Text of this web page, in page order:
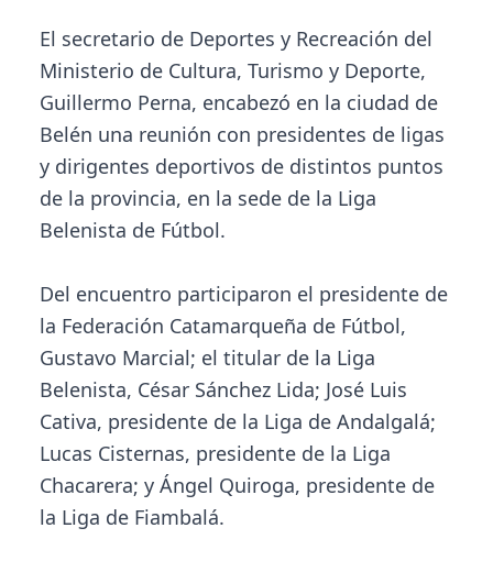
El secretario de Deportes y Recreación del
Ministerio de Cultura, Turismo y Deporte,
Guillermo Perna, encabezó en la ciudad de
Belén una reunión con presidentes de ligas
y dirigentes deportivos de distintos puntos
de la provincia, en la sede de la Liga
Belenista de Fútbol.
Del encuentro participaron el presidente de
la Federación Catamarqueña de Fútbol,
Gustavo Marcial; el titular de la Liga
Belenista, César Sánchez Lida; José Luis
Cativa, presidente de la Liga de Andalgalá;
Lucas Cisternas, presidente de la Liga
Chacarera; y Ángel Quiroga, presidente de
la Liga de Fiambalá.